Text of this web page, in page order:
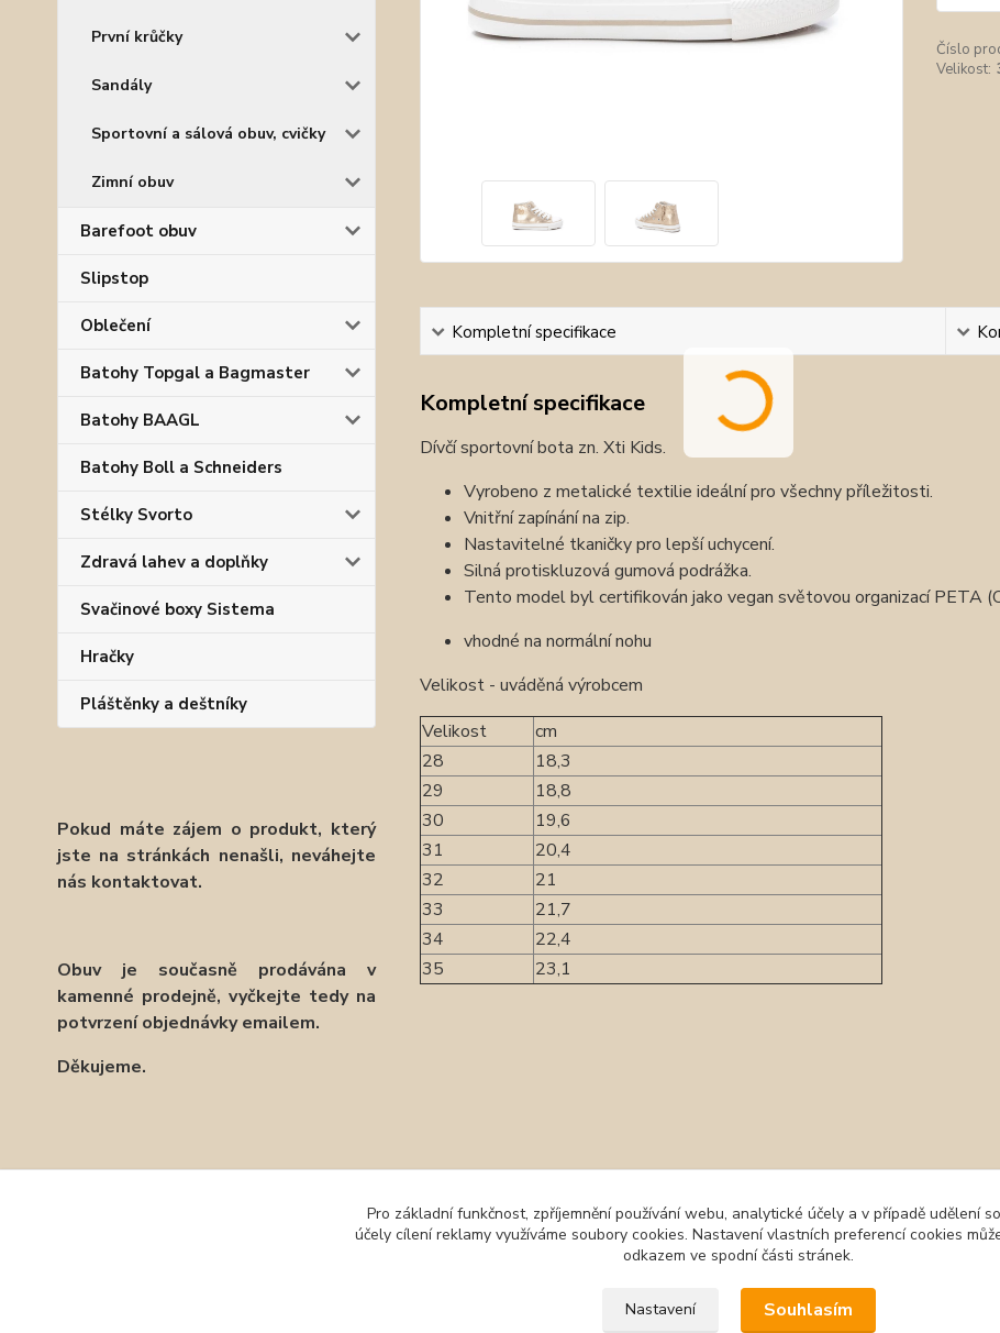
První krůčky
Sandály
Sportovní a sálová obuv, cvičky
Zimní obuv
Barefoot obuv
Slipstop
Oblečení
Batohy Topgal a Bagmaster
Batohy BAAGL
Batohy Boll a Schneiders
Stélky Svorto
Zdravá lahev a doplňky
Svačinové boxy Sistema
Hračky
Pláštěnky a deštníky
Pokud máte zájem o produkt, který
jste na stránkách nenašli, neváhejte
nás kontaktovat.
Obuv je současně prodávána v
kamenné prodejně, vyčkejte tedy na
potvrzení objednávky emailem.
Děkujeme.
Číslo
Velikost:
Kompletní specifikace
Kompletní specifikace
Dívčí sportovní bota zn. Xti Kids.
Vyrobeno z metalické textilie ideální pro všechny příležitosti.
Vnitřní zapínání na zip.
Nastavitelné tkaničky pro lepší uchycení.
Silná protiskluzová gumová podrážka.
Tento model byl certifikován jako vegan světovou organizací PETA
vhodné na normální nohu
Velikost - uváděná výrobcem
Velikost
cm
28
18,3
29
18,8
30
19,6
31
20,4
32
21
33
21,7
34
22,4
35
23,1
Obuv Celoroční obuv Xti
Pro základní funkčnost, zpříjemnění používání webu, analytické účely a v případě udělení
účely cílení reklamy využíváme soubory cookies. Nastavení vlastních preferencí cookies
odkazem ve spodní části stránek.
Nastavení Souhlasím